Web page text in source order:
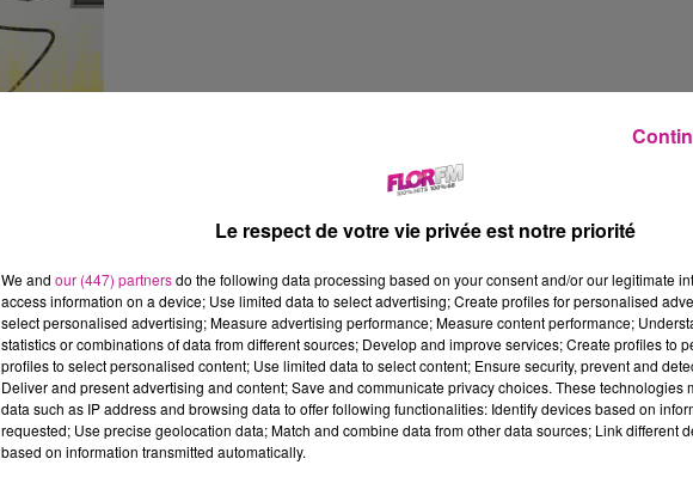
3 h 57
Le respect de votre vie privée est notre priorité
We and our (447) partnersdo the following data processing based on your consent and/or our legitimate
access information on a device; Use limited data to select advertising; Create profiles for personalised
select personalised advertising; Measure advertising performance; Measure content performance;
statistics or combinations of data from different sources; Develop and improve services; Create profiles to
profiles to select personalised content; Use limited data to select content; Ensure security, prevent and
Deliver and present advertising and content; Save and communicate privacy choices. These technologies
data such as IP address and browsing data to offer following functionalities: Identify devices based on
requested; Use precise geolocation data; Match and combine data from other data sources; Link different
based on information transmitted automatically.